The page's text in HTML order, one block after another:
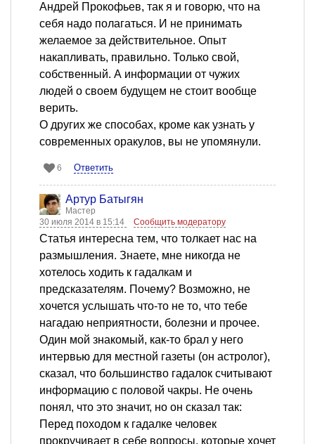
Андрей Прокофьев, так я и говорю, что на
себя надо полагаться. И не принимать
желаемое за действительное. Опыт
накапливать, правильно. Только свой,
собственный. А информации от чужих
людей о своем будущем не стоит вообще
верить.
О других же способах, кроме как узнать у
современных оракулов, вы не упомянули.
6 Ответить
Артур Батыгян
Мастер
30 июля 2014 в 15:14
Сообщить модератору
Статья интересна тем, что толкает нас на
размышления. Знаете, мне никогда не
хотелось ходить к гадалкам и
предсказателям. Почему? Возможно, не
хочется услышать что-то не то, что тебе
нагадаю неприятности, болезни и прочее.
Один мой знакомый, как-то брал у него
интервью для местной газеты (он астролог),
сказал, что большинство гадалок считывают
информацию с половой чакры. Не очень
понял, что это значит, но он сказал так:
Перед походом к гадалке человек
прокручивает в себе вопросы, которые хочет